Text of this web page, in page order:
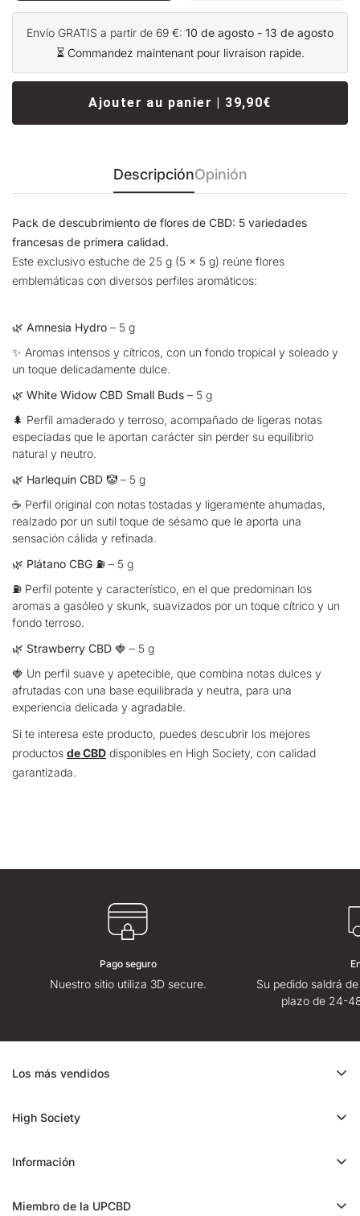
Envío GRATIS a partir de 69 €: 10 de agosto - 13 de agosto
⏳ Commandez maintenant pour livraison rapide.
Ajouter au panier | 39,90€
DescripciónOpinión
Pack de descubrimiento de flores de CBD: 5 variedades
francesas de primera calidad.
Este exclusivo estuche de 25 g (5 × 5 g) reúne flores
emblemáticas con diversos perfiles aromáticos:
🌿 Amnesia Hydro – 5 g
✨ Aromas intensos y cítricos, con un fondo tropical y soleado y
un toque delicadamente dulce.
🌿 White Widow CBD Small Buds – 5 g
🌲 Perfil amaderado y terroso, acompañado de ligeras notas
especiadas que le aportan carácter sin perder su equilibrio
natural y neutro.
🌿 Harlequin CBD 🤡 – 5 g
☕ Perfil original con notas tostadas y ligeramente ahumadas,
realzado por un sutil toque de sésamo que le aporta una
sensación cálida y refinada.
🌿 Plátano CBG ⛽ – 5 g
⛽ Perfil potente y característico, en el que predominan los
aromas a gasóleo y skunk, suavizados por un toque cítrico y un
fondo terroso.
🌿 Strawberry CBD 🍓 – 5 g
🍓 Un perfil suave y apetecible, que combina notas dulces y
afrutadas con una base equilibrada y neutra, para una
experiencia delicada y agradable.
Si te interesa este producto, puedes descubrir los mejores
productos de CBD disponibles en High Society, con calidad
garantizada.
Pago seguro
Nuestro sitio utiliza 3D secure.
Su pedido saldrá
plazo de 24-
Los más vendidos
Cali CBD
Trim CBD
High Society
High Society opiniones
Información
Miembro de la UPCBD